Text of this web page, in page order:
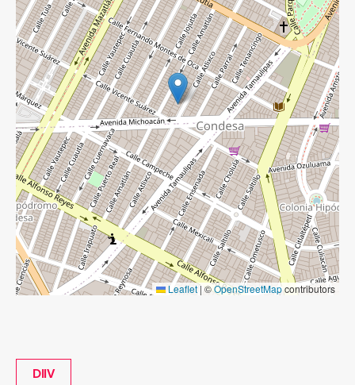
Leaflet| ©OpenStreetMapcontributors
DIIV